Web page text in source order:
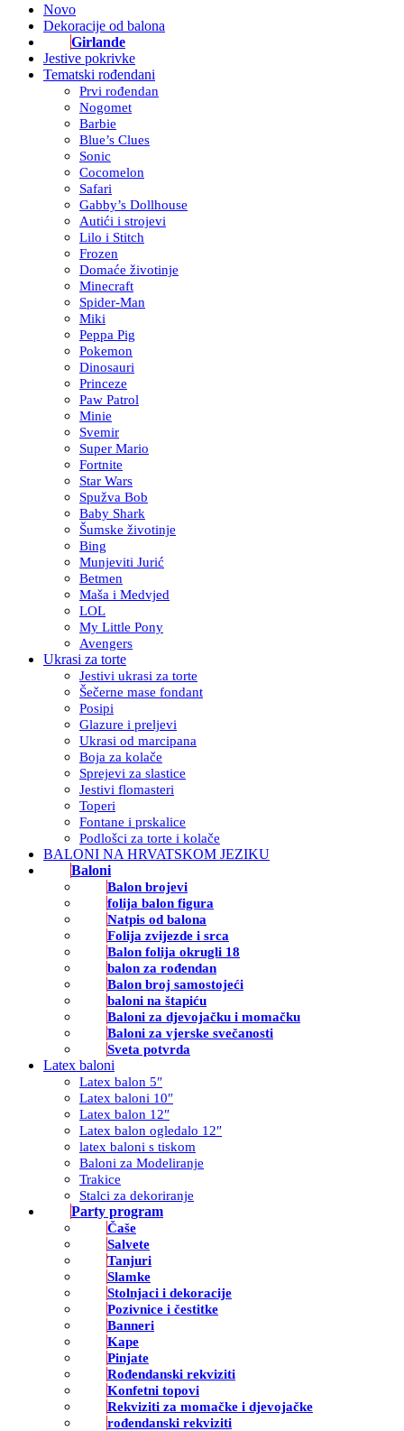
Novo
Dekoracije od balona
Girlande
Jestive pokrivke
Tematski rođendani
Prvi rođendan
Nogomet
Barbie
Blue’s Clues
Sonic
Cocomelon
Safari
Gabby’s Dollhouse
Autići i strojevi
Lilo i Stitch
Frozen
Domaće životinje
Minecraft
Spider-Man
Miki
Peppa Pig
Pokemon
Dinosauri
Princeze
Paw Patrol
Minie
Svemir
Super Mario
Fortnite
Star Wars
Spužva Bob
Baby Shark
Šumske životinje
Bing
Munjeviti Jurić
Betmen
Maša i Medvjed
LOL
My Little Pony
Avengers
Ukrasi za torte
Jestivi ukrasi za torte
Šečerne mase fondant
Posipi
Glazure i preljevi
Ukrasi od marcipana
Boja za kolače
Sprejevi za slastice
Jestivi flomasteri
Toperi
Fontane i prskalice
Podlošci za torte i kolače
BALONI NA HRVATSKOM JEZIKU
Baloni
Balon brojevi
folija balon figura
Natpis od balona
Folija zvijezde i srca
Balon folija okrugli 18
balon za rođendan
Balon broj samostojeći
baloni na štapiću
Baloni za djevojačku i momačku
Baloni za vjerske svečanosti
Sveta potvrda
Latex baloni
Latex balon 5″
Latex baloni 10″
Latex balon 12″
Latex balon ogledalo 12″
latex baloni s tiskom
Baloni za Modeliranje
Trakice
Stalci za dekoriranje
Party program
Čaše
Salvete
Tanjuri
Slamke
Stolnjaci i dekoracije
Pozivnice i čestitke
Banneri
Kape
Pinjate
Rođendanski rekviziti
Konfetni topovi
Rekviziti za momačke i djevojačke
rođendanski rekviziti